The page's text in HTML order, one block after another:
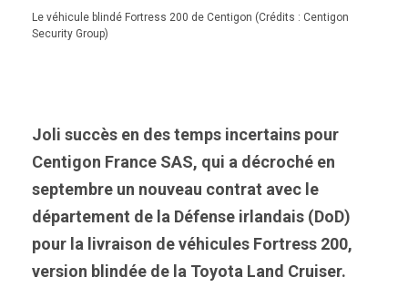
Le véhicule blindé Fortress 200 de Centigon (Crédits : Centigon
Security Group)
Joli succès en des temps incertains pour
Centigon France SAS, qui a décroché en
septembre un nouveau contrat avec le
département de la Défense irlandais (DoD)
pour la livraison de véhicules Fortress 200,
version blindée de la Toyota Land Cruiser.